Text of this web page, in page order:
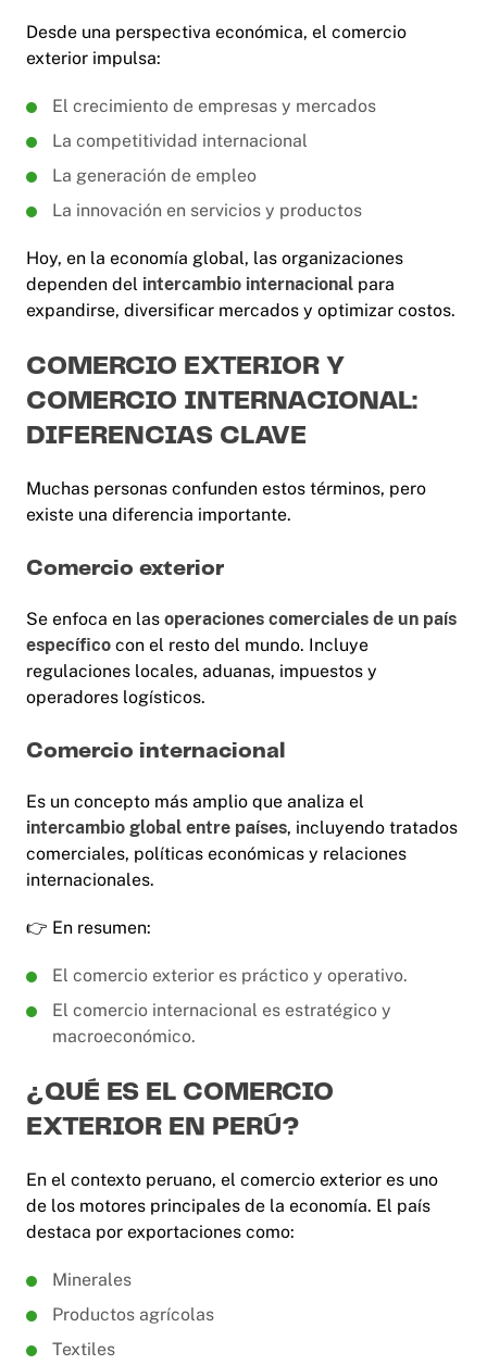
Desde una perspectiva económica, el comercio
exterior impulsa:
El crecimiento de empresas y mercados
La competitividad internacional
La generación de empleo
La innovación en servicios y productos
Hoy, en la economía global, las organizaciones
dependen del intercambio internacional para
expandirse, diversificar mercados y optimizar costos.
COMERCIO EXTERIOR Y
COMERCIO INTERNACIONAL:
DIFERENCIAS CLAVE
Muchas personas confunden estos términos, pero
existe una diferencia importante.
Comercio exterior
Se enfoca en las operaciones comerciales de un país
específico con el resto del mundo. Incluye
regulaciones locales, aduanas, impuestos y
operadores logísticos.
Comercio internacional
Es un concepto más amplio que analiza el
intercambio global entre países, incluyendo tratados
comerciales, políticas económicas y relaciones
internacionales.
👉 En resumen:
El comercio exterior es práctico y operativo.
El comercio internacional es estratégico y
macroeconómico.
¿QUÉ ES EL COMERCIO
EXTERIOR EN PERÚ?
En el contexto peruano, el comercio exterior es uno
de los motores principales de la economía. El país
destaca por exportaciones como:
Minerales
Productos agrícolas
Textiles